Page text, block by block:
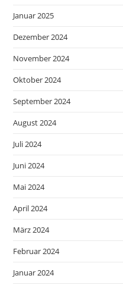
Januar 2025
Dezember 2024
November 2024
Oktober 2024
September 2024
August 2024
Juli 2024
Juni 2024
Mai 2024
April 2024
März 2024
Februar 2024
Januar 2024